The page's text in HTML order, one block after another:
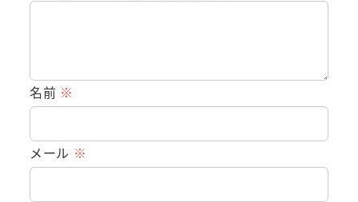
名前 ※
メール ※